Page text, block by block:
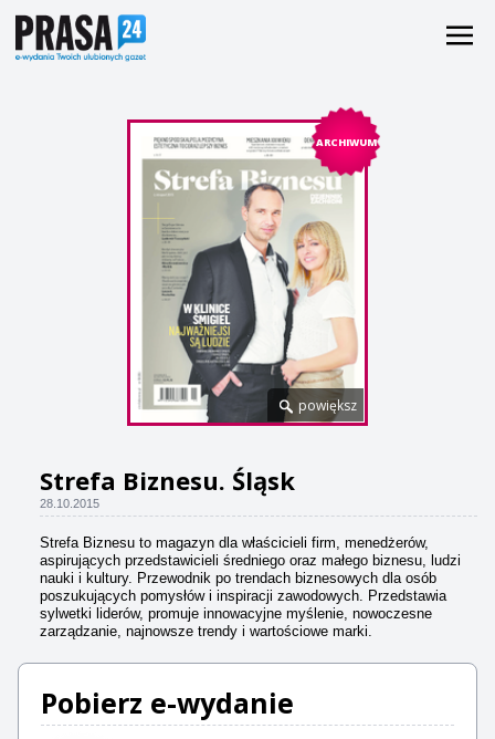
ARCHIWUM
powiększ
Strefa Biznesu. Śląsk
28.10.2015
Strefa Biznesu to magazyn dla właścicieli firm, menedżerów,
aspirujących przedstawicieli średniego oraz małego biznesu, ludzi
nauki i kultury. Przewodnik po trendach biznesowych dla osób
poszukujących pomysłów i inspiracji zawodowych. Przedstawia
sylwetki liderów, promuje innowacyjne myślenie, nowoczesne
zarządzanie, najnowsze trendy i wartościowe marki.
Pobierz e-wydanie